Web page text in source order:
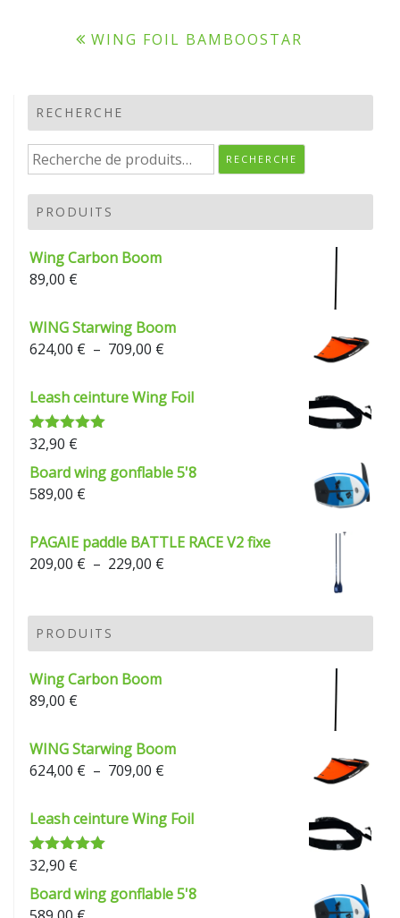
Navigation
l’article
WING FOIL BAMBOOSTAR
RECHERCHE
Recherche
pour :
RECHERCHE
PRODUITS
Wing Carbon Boom
89,00 €
WING Starwing Boom
624,00 € – 709,00 €
prix :
624,00 €
Leash ceinture Wing Foil
Note 5.00
32,90 €
Board wing gonflable 5'8
589,00 €
PAGAIE paddle BATTLE RACE V2 fixe
209,00 € – 229,00 €
à
PRODUITS
Wing Carbon Boom
89,00 €
WING Starwing Boom
624,00 € – 709,00 €
prix :
624,00 €
Leash ceinture Wing Foil
Note 5.00
32,90 €
Board wing gonflable 5'8